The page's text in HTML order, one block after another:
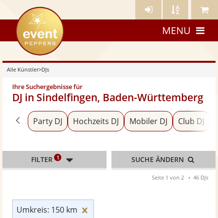
Künstler- Künstler Meine
eventpeppers
MENU
Alle Künstler>DJs
Ihre Suchergebnisse für
DJ in Sindelfingen, Baden-Württemberg
Zurück zu «Alle Künstler»
Party DJ Hochzeits DJ Mobiler DJ Club DJ
Umkreis: 150 km
FILTER 1 SUCHE ÄNDERN
Seite 1 von 2 46 DJs